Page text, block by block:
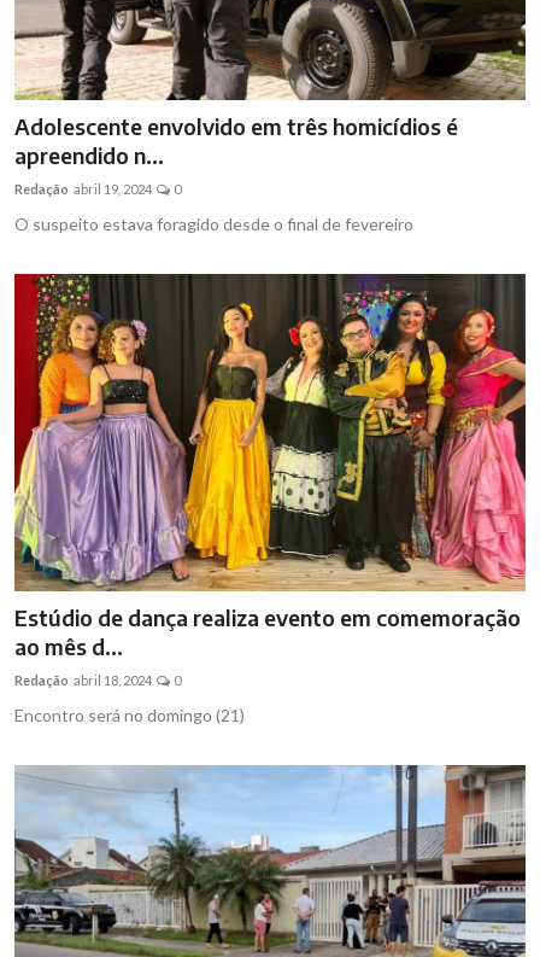
Adolescente envolvido em três homicídios é
apreendido n...
Redação abril 19, 2024 0
O suspeito estava foragido desde o final de fevereiro
Estúdio de dança realiza evento em comemoração
ao mês d...
Redação abril 18, 2024 0
Encontro será no domingo (21)